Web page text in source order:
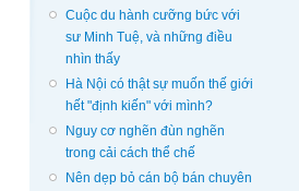
Cuộc du hành cưỡng bức với
sư Minh Tuệ, và những điều
nhìn thấy
Hà Nội có thật sự muốn thế giới
hết "định kiến" với mình?
Nguy cơ nghẽn đùn nghẽn
trong cải cách thể chế
Nên dẹp bỏ cán bộ bán chuyên